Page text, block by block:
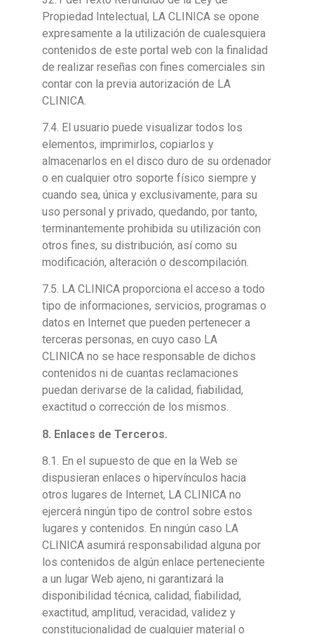
Propiedad Intelectual, LA CLINICA se opone
expresamente a la utilización de cualesquiera
contenidos de este portal web con la finalidad
de realizar reseñas con fines comerciales sin
contar con la previa autorización de LA
CLINICA.
7.4. El usuario puede visualizar todos los
elementos, imprimirlos, copiarlos y
almacenarlos en el disco duro de su ordenador
o en cualquier otro soporte físico siempre y
cuando sea, única y exclusivamente, para su
uso personal y privado, quedando, por tanto,
terminantemente prohibida su utilización con
otros fines, su distribución, así como su
modificación, alteración o descompilación.
7.5. LA CLINICA proporciona el acceso a todo
tipo de informaciones, servicios, programas o
datos en Internet que pueden pertenecer a
terceras personas, en cuyo caso LA
CLINICA no se hace responsable de dichos
contenidos ni de cuantas reclamaciones
puedan derivarse de la calidad, fiabilidad,
exactitud o corrección de los mismos.
8. Enlaces de Terceros.
8.1. En el supuesto de que en la Web se
dispusieran enlaces o hipervínculos hacia
otros lugares de Internet, LA CLINICA no
ejercerá ningún tipo de control sobre estos
lugares y contenidos. En ningún caso LA
CLINICA asumirá responsabilidad alguna por
los contenidos de algún enlace perteneciente
a un lugar Web ajeno, ni garantizará la
disponibilidad técnica, calidad, fiabilidad,
exactitud, amplitud, veracidad, validez y
constitucionalidad de cualquier material o